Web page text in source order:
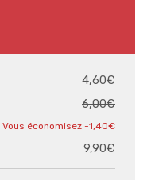
4,60€
6,00€
-1,40€
9,90€